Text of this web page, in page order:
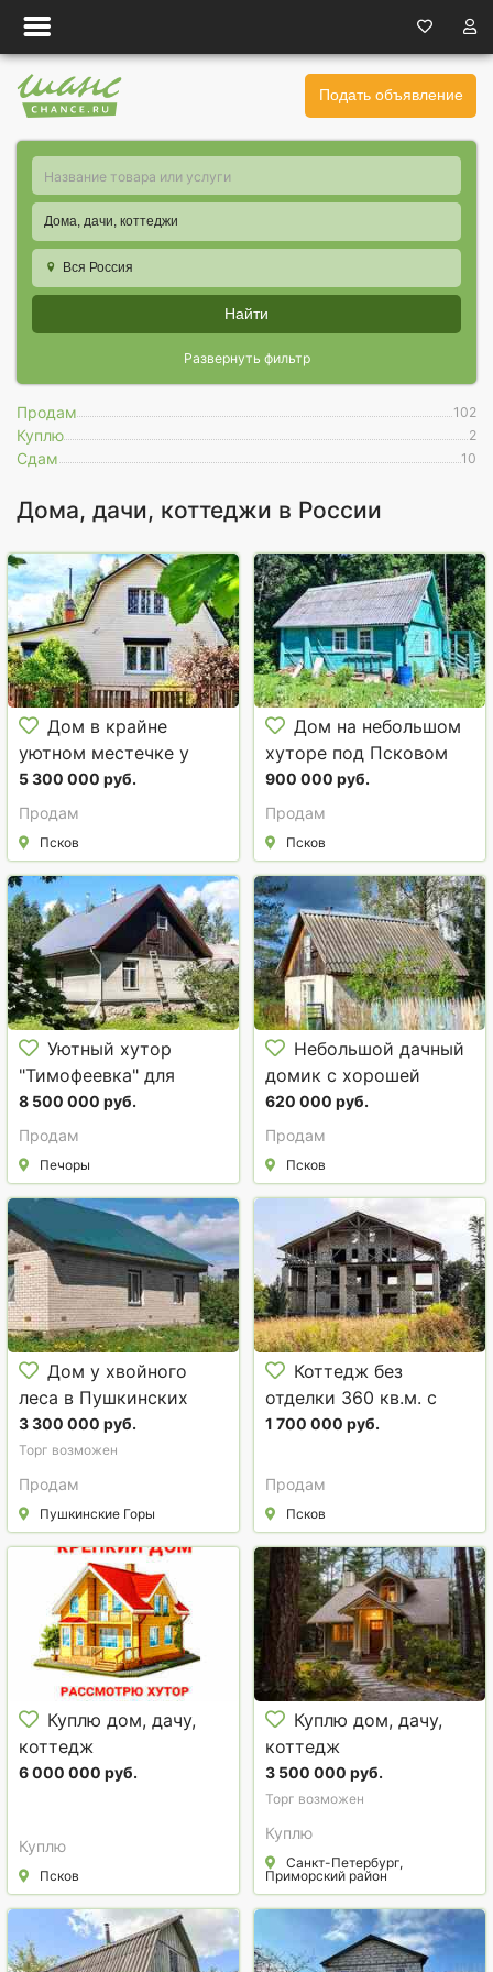
Подать объявление
Дома, дачи, коттеджи
Вся Россия
Найти
Развернуть фильтр
Продам 102
Куплю 2
Сдам 10
Дома, дачи, коттеджи в России
Дом в крайне
уютном местечке у
хвойного леса под
Старым Изборском.
5 300 000 руб.
Продам
Псков
Дом на небольшом
хуторе под Псковом
900 000 руб.
Продам
Псков
Уютный хутор
"Тимофеевка" для
бизнеса и проживания
под Псковскими
Печорами
8 500 000 руб.
Продам
Печоры
Небольшой дачный
домик с хорошей
банькой под Псковом.
Торг.
620 000 руб.
Продам
Псков
Дом у хвойного
леса в Пушкинских
Горах Псковской
области
3 300 000 руб.
Торг возможен
Продам
Пушкинские Горы
Коттедж без
отделки 360 кв.м. с
видом на Псковское
1 700 000 руб.
Продам
Псков
Куплю дом, дачу,
коттедж
6 000 000 руб.
Куплю
Псков
Куплю дом, дачу,
коттедж
3 500 000 руб.
Торг возможен
Куплю
Санкт-Петербург,
Приморский район